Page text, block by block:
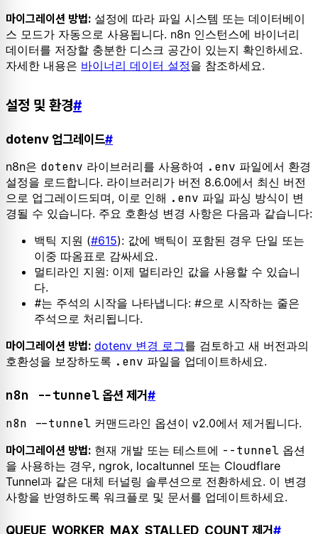
마이그레이션 방법: 설정에 따라 파일 시스템 또는 데이터베이
스 모드가 자동으로 사용됩니다. n8n 인스턴스에 바이너리
데이터를 저장할 충분한 디스크 공간이 있는지 확인하세요.
자세한 내용은 바이너리 데이터 설정을 참조하세요.
설정 및 환경#
dotenv 업그레이드#
n8n은 dotenv 라이브러리를 사용하여 .env 파일에서 환경
설정을 로드합니다. 라이브러리가 버전 8.6.0에서 최신 버전
으로 업그레이드되며, 이로 인해 .env 파일 파싱 방식이 변
경될 수 있습니다. 주요 호환성 변경 사항은 다음과 같습니다:
백틱 지원 (#615): 값에 백틱이 포함된 경우 단일 또는
이중 따옴표로 감싸세요.
멀티라인 지원: 이제 멀티라인 값을 사용할 수 있습니
다.
#는 주석의 시작을 나타냅니다: #으로 시작하는 줄은
주석으로 처리됩니다.
마이그레이션 방법: dotenv 변경 로그를 검토하고 새 버전과의
호환성을 보장하도록 .env 파일을 업데이트하세요.
n8n --tunnel옵션 제거#
n8n --tunnel 커맨드라인 옵션이 v2.0에서 제거됩니다.
마이그레이션 방법: 현재 개발 또는 테스트에 --tunnel 옵션
을 사용하는 경우, ngrok, localtunnel 또는 Cloudflare
Tunnel과 같은 대체 터널링 솔루션으로 전환하세요. 이 변경
사항을 반영하도록 워크플로 및 문서를 업데이트하세요.
QUEUE_WORKER_MAX_STALLED_COUNT 제거#